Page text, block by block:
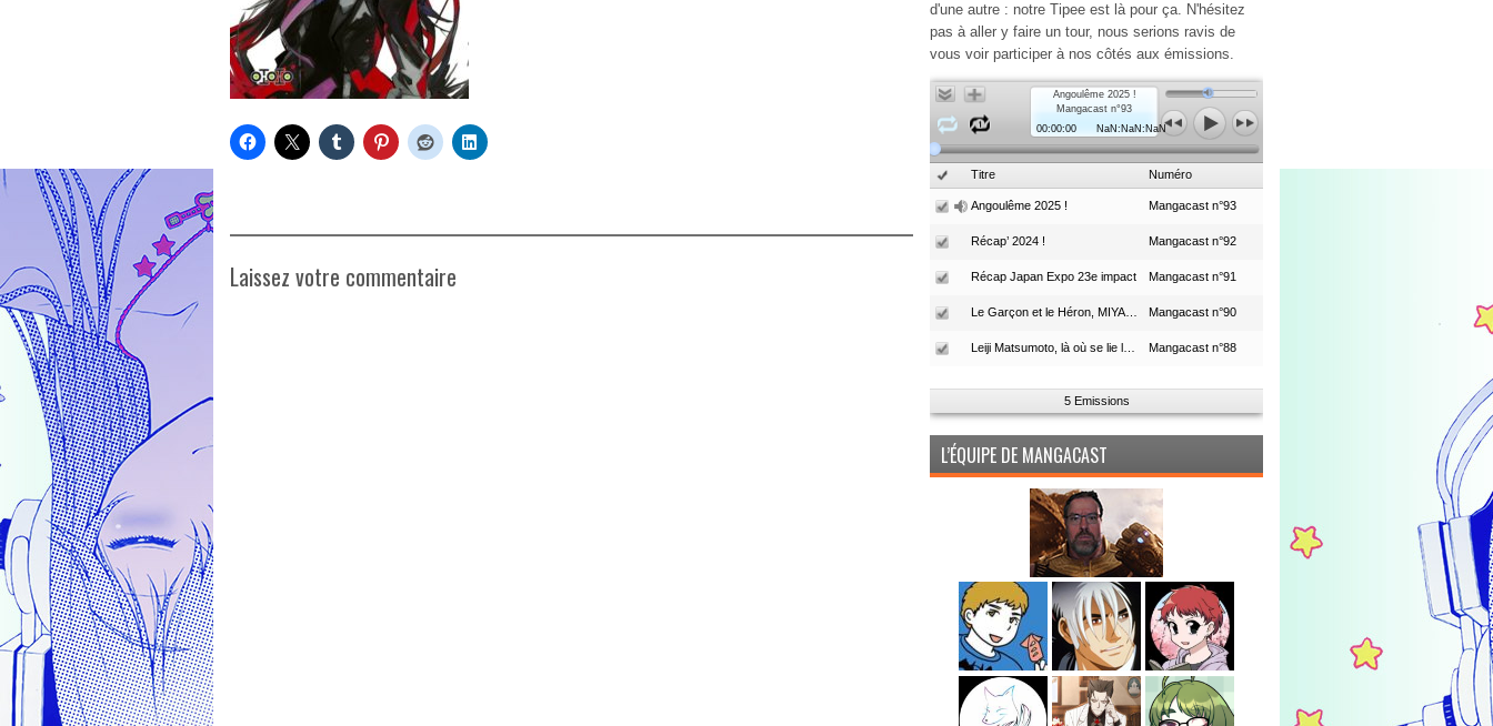
Laissez votre commentaire
d'une autre : notre Tipee est là pour ça. N'hésitez
pas à aller y faire un tour, nous serions ravis de
vous voir participer à nos côtés aux émissions.
Angoulême 2025 !
Mangacast n°93
00:00:00
NaN:NaN:NaN
Titre Numéro
Angoulême 2025 ! Mangacast n°93
Récap’ 2024 ! Mangacast n°92
Récap Japan Expo 23e impact Mangacast n°91
Mangacast n°90
Mangacast n°88
5 Emissions
L’ÉQUIPE DE MANGACAST